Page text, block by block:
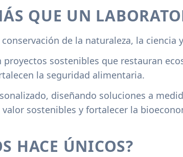
QUE UN
de la naturaleza, la ciencia
proyectos sostenibles que restauran
la seguridad alimentaria.
diseñando soluciones a
sostenibles y fortalecer la
HACE ÚNICOS?